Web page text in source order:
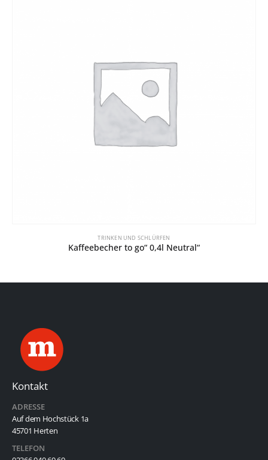
TRINKEN UND SCHLÜRFEN
Kaffeebecher to go“ 0,4l Neutral“
Kontakt
ADRESSE
Auf dem Hochstück 1a
45701 Herten
TELEFON